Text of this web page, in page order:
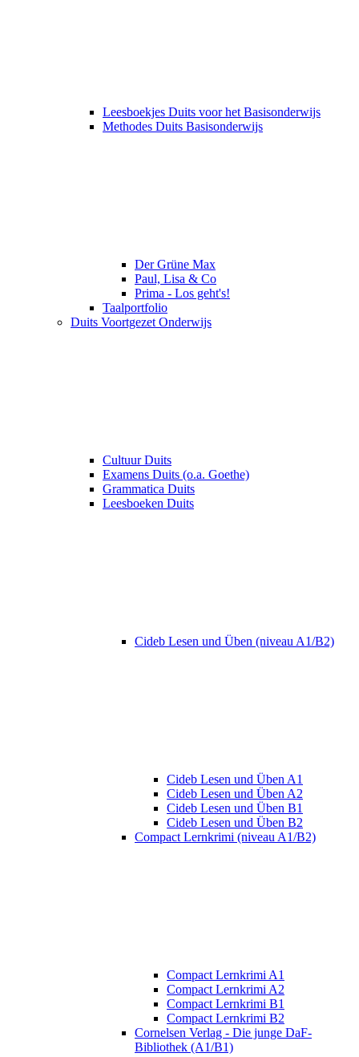
Leesboekjes Duits voor het Basisonderwijs
Methodes Duits Basisonderwijs
Der Grüne Max
Paul, Lisa & Co
Prima - Los geht's!
Taalportfolio
Duits Voortgezet Onderwijs
Cultuur Duits
Examens Duits (o.a. Goethe)
Grammatica Duits
Leesboeken Duits
Cideb Lesen und Üben (niveau A1/B2)
Cideb Lesen und Üben A1
Cideb Lesen und Üben A2
Cideb Lesen und Üben B1
Cideb Lesen und Üben B2
Compact Lernkrimi (niveau A1/B2)
Compact Lernkrimi A1
Compact Lernkrimi A2
Compact Lernkrimi B1
Compact Lernkrimi B2
Cornelsen Verlag - Die junge DaF-
Bibliothek (A1/B1)